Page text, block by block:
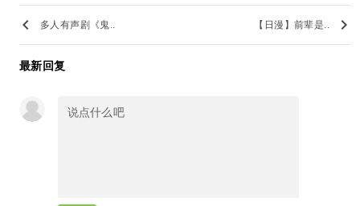
keyboard_arrow_left 多人有声剧《鬼.. 【日漫】前辈是.. keyboard_arrow_right
最新回复